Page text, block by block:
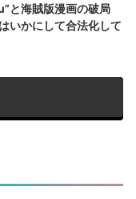
と海賊版漫画の破局
いかにして合法化して